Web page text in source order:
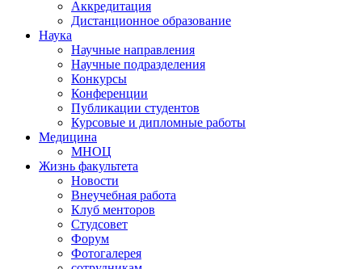
Аккредитация
Дистанционное образование
Наука
Научные направления
Научные подразделения
Конкурсы
Конференции
Публикации студентов
Курсовые и дипломные работы
Медицина
МНОЦ
Жизнь факультета
Новости
Внеучебная работа
Клуб менторов
Студсовет
Форум
Фотогалерея